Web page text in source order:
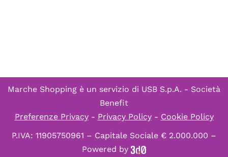
Marche Shopping è un servizio di USB S.p.A. - Società
Benefit
Preferenze Privacy- Privacy Policy- Cookie Policy
P.IVA: 11905750961 – Capitale Sociale € 2.000.000 –
Powered by